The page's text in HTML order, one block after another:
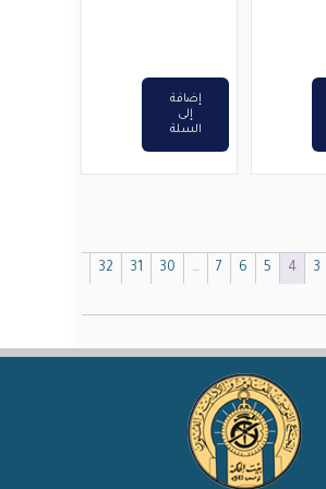
إضافة
إلى
السلة
3
4
5
6
7
…
30
31
32